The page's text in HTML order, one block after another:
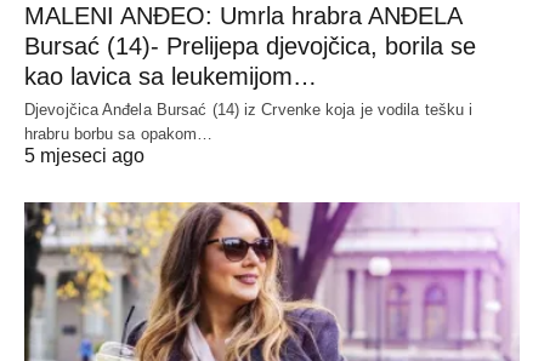
MALENI ANĐEO: Umrla hrabra ANĐELA
Bursać (14)- Prelijepa djevojčica, borila se
kao lavica sa leukemijom…
Djevojčica Anđela Bursać (14) iz Crvenke koja je vodila tešku i
hrabru borbu sa opakom…
5 mjeseci ago